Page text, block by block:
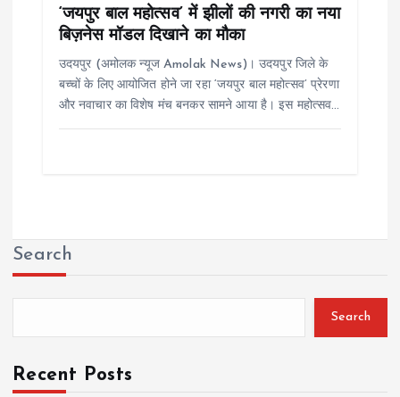
‘जयपुर बाल महोत्सव’ में झीलों की नगरी का नया
बिज़नेस मॉडल दिखाने का मौका
उदयपुर (अमोलक न्यूज Amolak News)। उदयपुर जिले के
बच्चों के लिए आयोजित होने जा रहा ‘जयपुर बाल महोत्सव’ प्रेरणा
और नवाचार का विशेष मंच बनकर सामने आया है। इस महोत्सव…
Search
Search
Recent Posts